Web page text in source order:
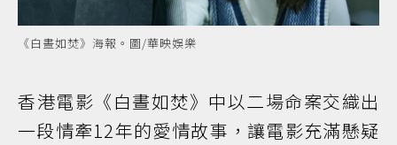
《白晝如焚》海報。圖/華映娛樂
香港電影《白晝如焚》中以二場命案交織出
一段情牽12年的愛情故事，讓電影充滿懸疑